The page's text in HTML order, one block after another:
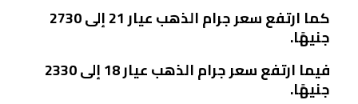
كما ارتفع سعر جرام الذهب عيار 21 إلى 2730
جنيهًا.
فيما ارتفع سعر جرام الذهب عيار 18 إلى 2330
جنيهًا.